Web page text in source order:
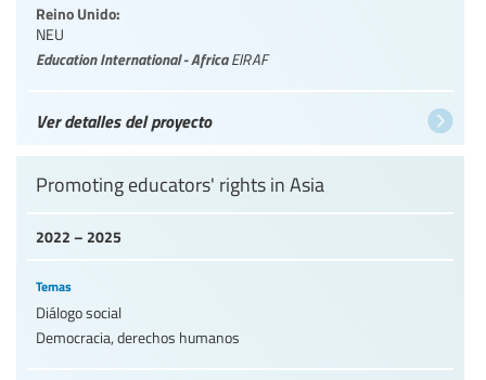
Reino Unido:
NEU
Education International - AfricaEIRAF
Ver detalles del proyecto
2022 – 2025
Promoting educators' rights in Asia
Temas
Diálogo social
Democracia, derechos humanos